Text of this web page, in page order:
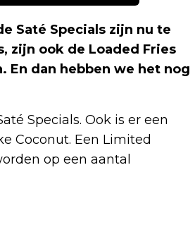
Saté Specials zijn nu te
zijn ook de Loaded Fries
En dan hebben we het nog
Specials. Ook is er een
Coconut. Een Limited
op een aantal